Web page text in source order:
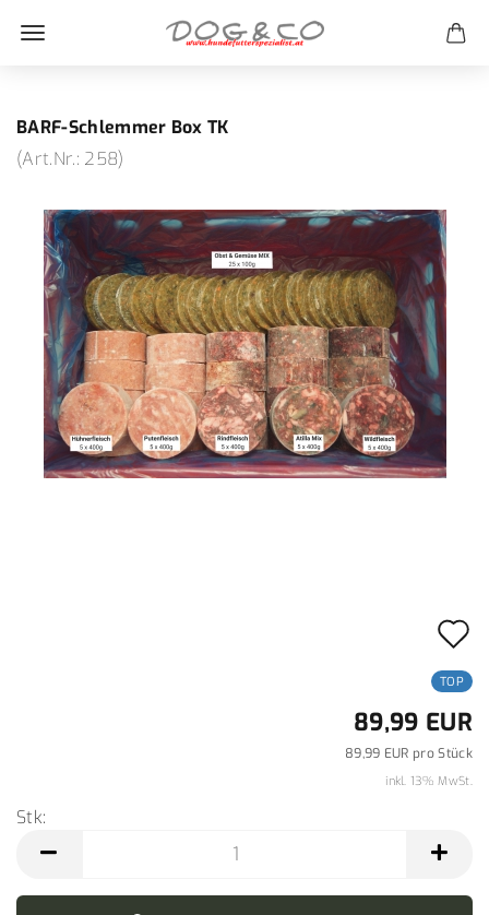
BARF-Schlemmer Box TK
(Art.Nr.: 258)
TOP
89,99 EUR
89,99 EUR pro Stück
inkl. 13% MwSt.
Stk: